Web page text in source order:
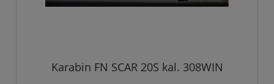
Karabin FN SCAR 20S kal. 308WIN